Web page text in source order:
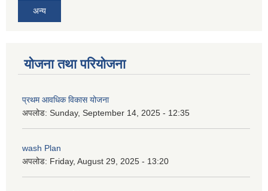
अन्य
योजना तथा परियोजना
प्रथम आवधिक विकास योजना
अपलोड: Sunday, September 14, 2025 - 12:35
wash Plan
अपलोड: Friday, August 29, 2025 - 13:20